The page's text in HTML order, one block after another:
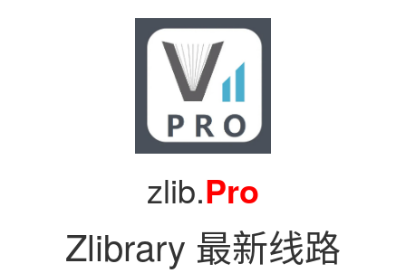
zlib.Pro
Zlibrary 最新线路